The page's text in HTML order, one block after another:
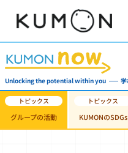
Unlocking the potential within you
グループの活動 KUMONのSDGs